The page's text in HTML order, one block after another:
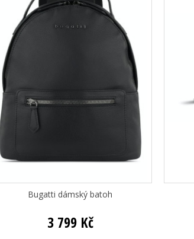
Bugatti dámský batoh
3 799 Kč